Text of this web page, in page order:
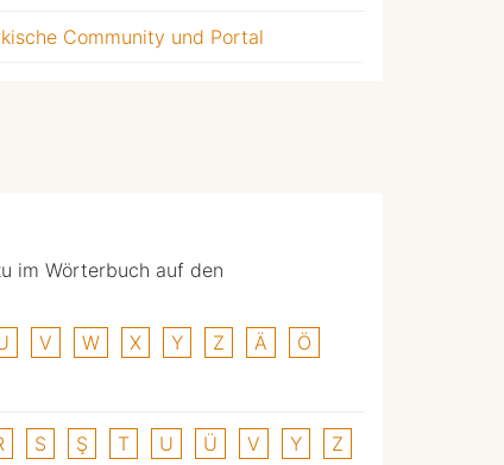
Community und Portal
im Wörterbuch auf den
V W X Y Z Ä
Ö
S Ş T U Ü V Y Z